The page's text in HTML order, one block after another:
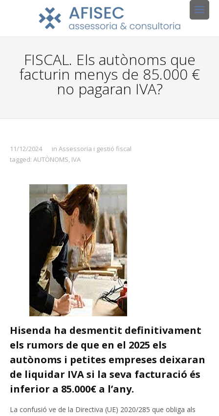
FISCAL. Els autònoms que
facturin menys de 85.000 €
no pagaran IVA?
11/12/2024 in Assessoria i gestió fiscal
tagged: AUTÒNOMS, IVA
Hisenda ha desmentit definitivament
els rumors de que en el 2025 els
autònoms i petites empreses deixaran
de liquidar IVA si la seva facturació és
inferior a 85.000€ a l’any.
La confusió ve de la Directiva (UE) 2020/285 que obliga als